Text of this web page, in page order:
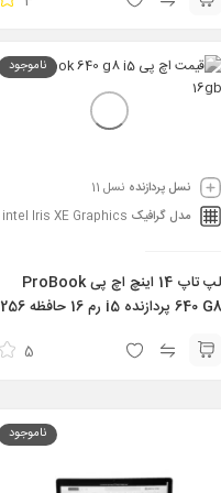
512GB 4GB T500
ناموجود
نسل پردازنده نسل 11
مدل گرافیک intel Iris XE Graphics
لپ تاپ 14 اینچ اچ پی ProBook
640 G8 پردازنده i5 رم 16 حافظه 256
16GB 256GB
5
ناموجود